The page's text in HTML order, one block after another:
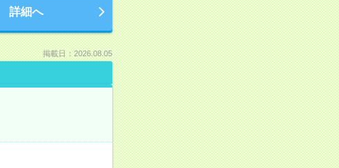
詳細へ
掲載日：2026.08.05